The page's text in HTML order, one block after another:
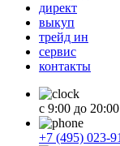
директ
выкуп
трейд ин
сервис
контакты
с 9:00 до
+7 (495) 023-